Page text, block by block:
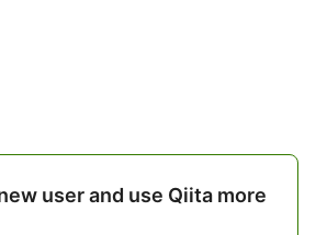
user and use Qiita more